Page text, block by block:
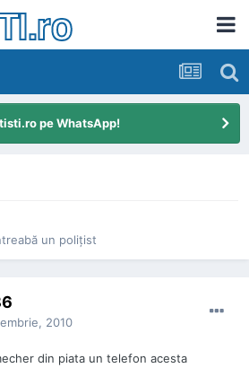
pe WhatsApp!
un poliţist
2010
din piata un telefon acesta